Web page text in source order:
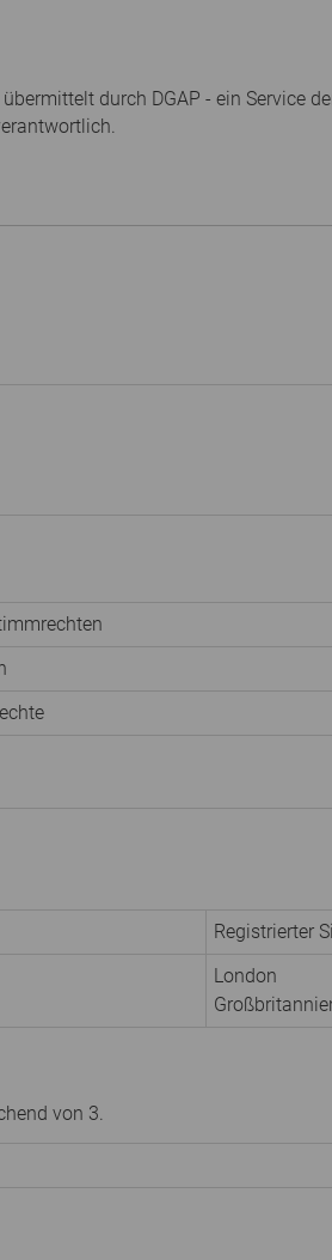
durch DGAP - ein Service
Registrierter
London
von 3.